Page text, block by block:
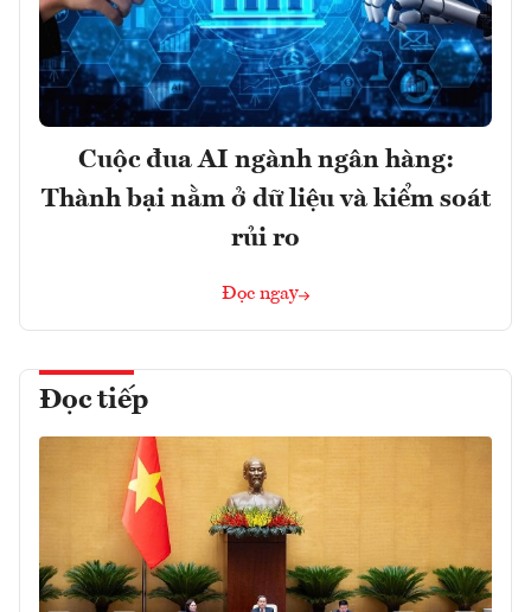
Cuộc đua AI ngành ngân hàng:
Thành bại nằm ở dữ liệu và kiểm soát
rủi ro
Đọc ngay
Đọc tiếp